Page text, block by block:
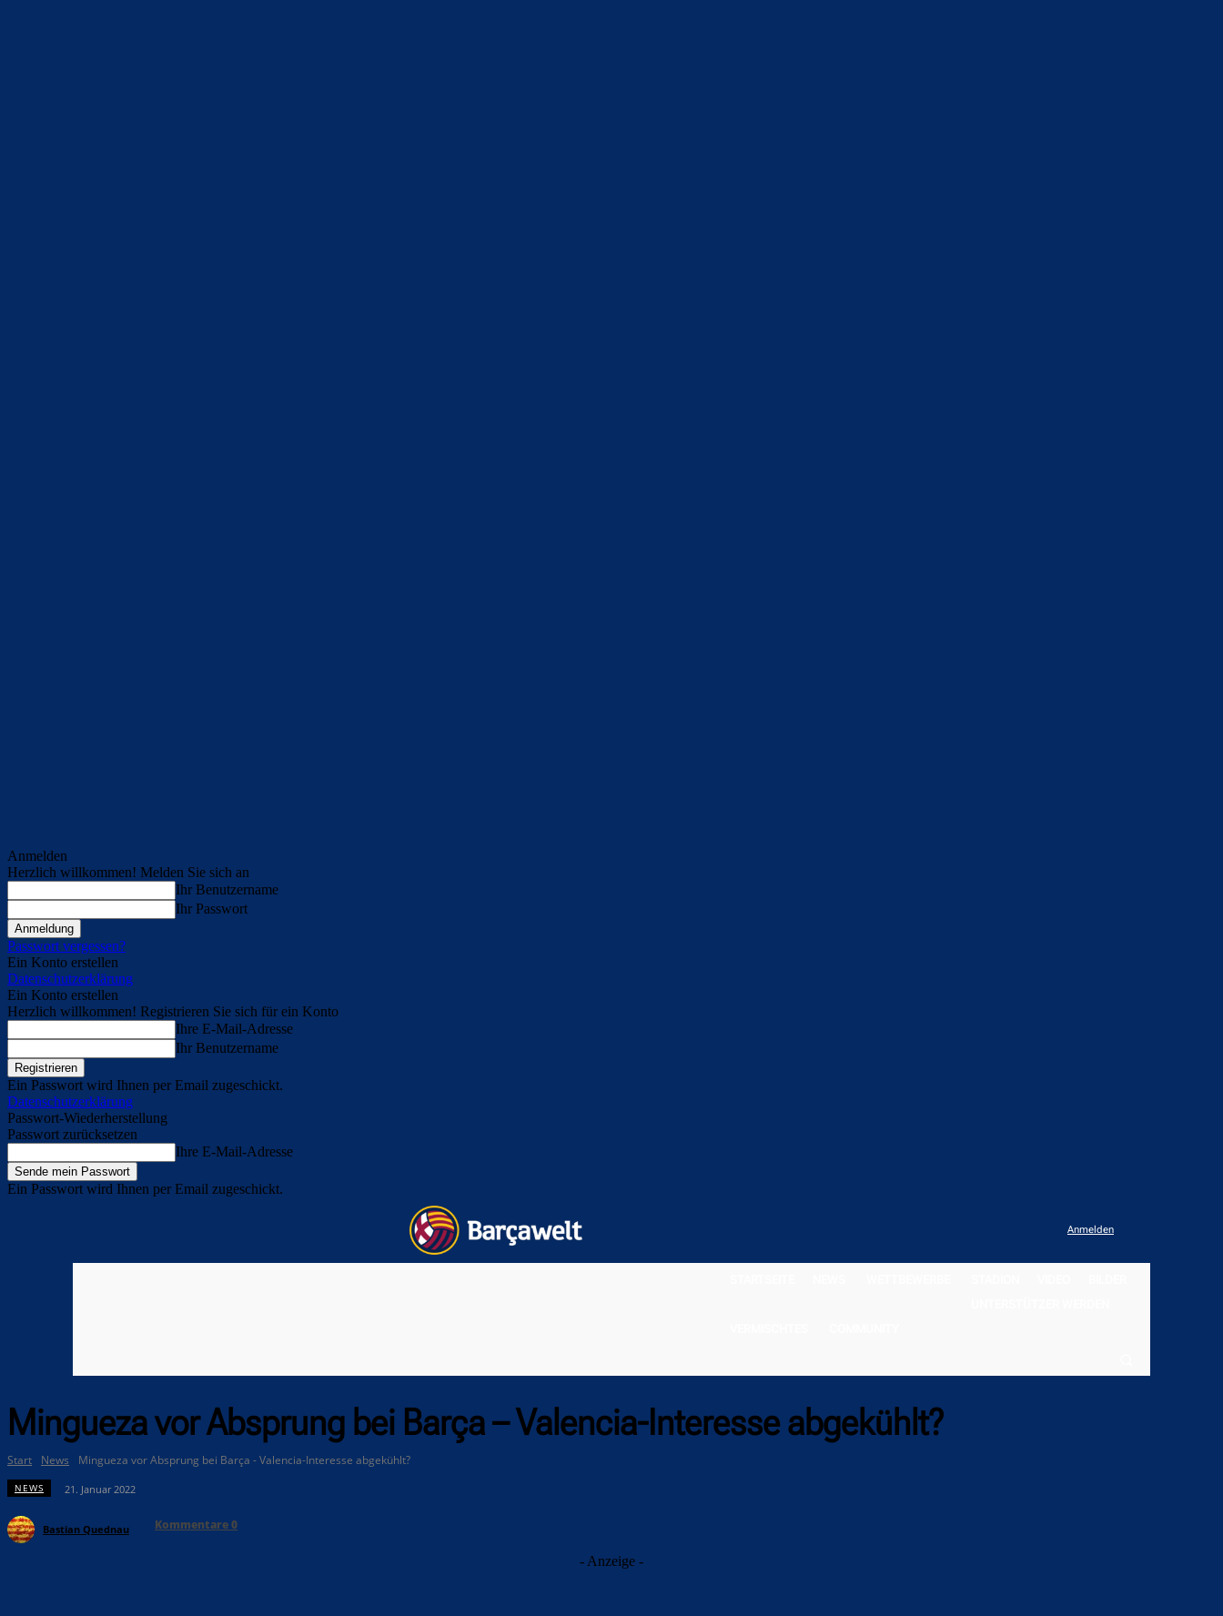
Anmelden
Herzlich willkommen! Melden Sie sich an
Ihr Benutzername
Ihr Passwort
Passwort vergessen?
Ein Konto erstellen
Datenschutzerklärung
Ein Konto erstellen
Herzlich willkommen! Registrieren Sie sich für ein Konto
Ihre E-Mail-Adresse
Ihr Benutzername
Ein Passwort wird Ihnen per Email zugeschickt.
Datenschutzerklärung
Passwort-Wiederherstellung
Passwort zurücksetzen
Ihre E-Mail-Adresse
Ein Passwort wird Ihnen per Email zugeschickt.
Anmelden
Mingueza vor Absprung bei Barça – Valencia-Interesse abgekühlt?
Start News Mingueza vor Absprung bei Barça - Valencia-Interesse abgekühlt?
NEWS 21. Januar 2022
Bastian Quednau Kommentare0
- Anzeige -